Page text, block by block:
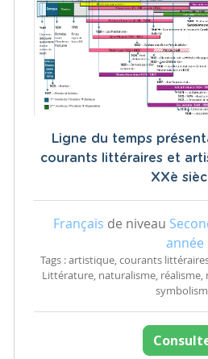
Ligne du temps
courants littéraires et
XXè
Français de niveau
année
Tags : artistique, courants
Littérature, naturalisme, réalisme,